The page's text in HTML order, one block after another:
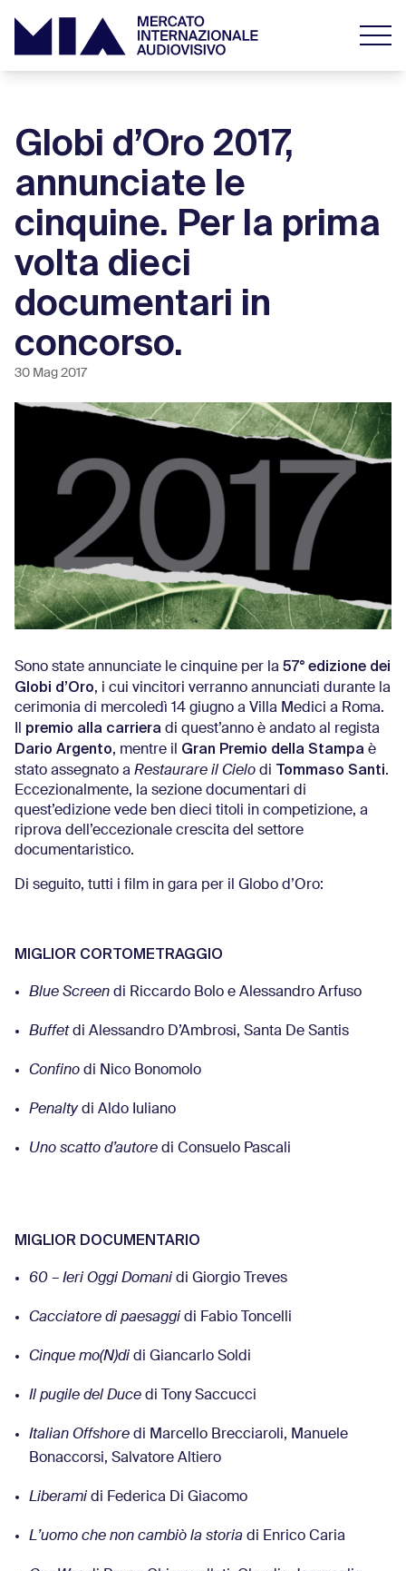
Globi d’Oro 2017,
annunciate le
cinquine. Per la prima
volta dieci
documentari in
concorso.
30 Mag 2017
Sono state annunciate le cinquine per la 57° edizione dei
Globi d’Oro, i cui vincitori verranno annunciati durante la
cerimonia di mercoledì 14 giugno a Villa Medici a Roma.
premio alla carriera di quest’anno è andato al regista
Dario Argento, mentre il Gran Premio della Stampa è
stato assegnato a Restaurare il Cielo di Tommaso Santi.
Eccezionalmente, la sezione documentari di
quest’edizione vede ben dieci titoli in competizione, a
riprova dell’eccezionale crescita del settore
documentaristico.
Di seguito, tutti i film in gara per il Globo d’Oro:
MIGLIOR CORTOMETRAGGIO
Blue Screen di Riccardo Bolo e Alessandro Arfuso
Buffetdi Alessandro D’Ambrosi, Santa De Santis
Confino di Nico Bonomolo
Penaltydi Aldo Iuliano
Uno scatto d’autore di Consuelo Pascali
MIGLIOR DOCUMENTARIO
60 – Ieri Oggi Domani di Giorgio Treves
Cacciatore di paesaggi di Fabio Toncelli
Cinque mo(N)di di Giancarlo Soldi
Il pugile del Duce di Tony Saccucci
Italian Offshore di Marcello Brecciaroli, Manuele
Bonaccorsi, Salvatore Altiero
Liberami di Federica Di Giacomo
L’uomo che non cambiò la storia di Enrico Caria